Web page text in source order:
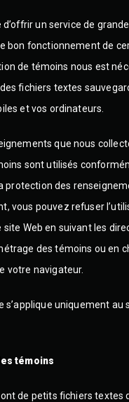
d’offrir un service de
bon fonctionnement de
de témoins nous est
fichiers textes
et vos ordinateurs.
que nous
sont utilisés
protection des
vous pouvez refuser
site Web en suivant les
des témoins ou en
votre navigateur.
s’applique uniquement au
témoins
de petits fichiers textes